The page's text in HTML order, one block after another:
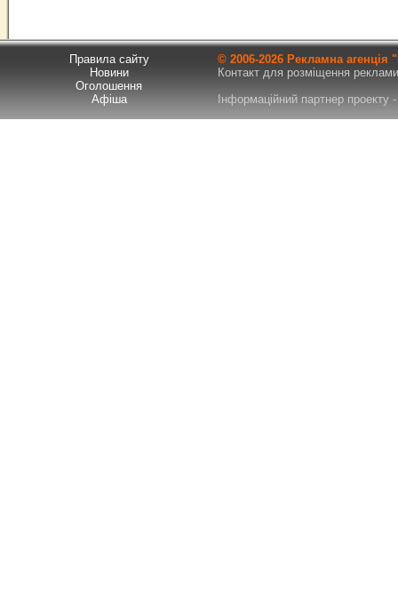
Правила сайту
Новини
Оголошення
Афіша
© 2006-2026 Рекламна
Контакт для розміщення
Інформаційний партнер проекту